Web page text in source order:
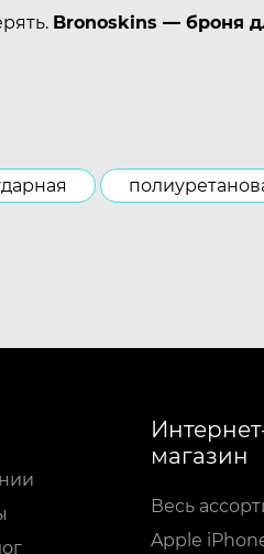
Bronoskins — броня
магазин
Весь
Apple